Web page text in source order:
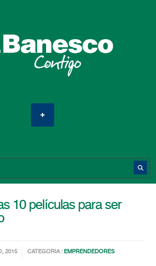
10 películas para ser
2015 CATEGORIA : EMPRENDEDORES